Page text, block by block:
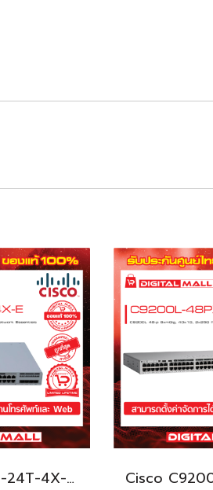
Cisco C9200L-24T-4X-E อุปกรณ์ขยายสัญญาณ (Gigabit Switch Hub)